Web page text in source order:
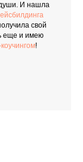
И нашла
свой
еще и имею
!